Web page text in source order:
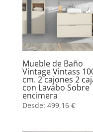
Mueble de Baño
Vintage Vintass
cm. 2 cajones 2
con Lavabo Sobre
encimera
Desde: 499,16 €